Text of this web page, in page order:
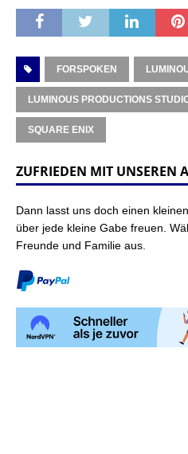
FORSPOKEN
LUMINOUS PRODUCTIONS
SQUARE ENIX
ZUFRIEDEN MIT UNSEREN
Dann lasst uns doch einen
über jede kleine Gabe freuen.
Freunde und Familie aus.